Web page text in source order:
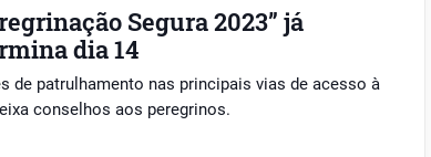
Segura 2023” já
dia 14
de patrulhamento nas principais vias de acesso à
conselhos aos peregrinos.